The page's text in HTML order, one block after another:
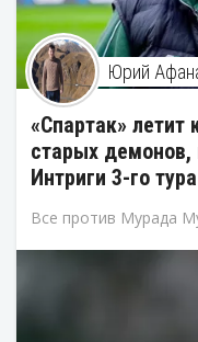
Юрий
«Спартак» летит
старых демонов,
Интриги 3-го тура
Все против Мурада